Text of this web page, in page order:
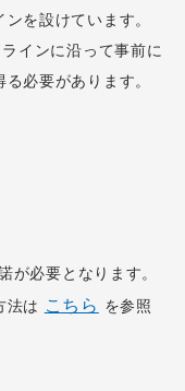
を設けています。
インに沿って事前に
必要があります。
必要となります。
法は こちら を参照